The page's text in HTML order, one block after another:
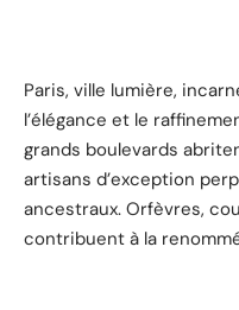
Paris, ville lumière,
l’élégance et le
grands boulevards
artisans d’exception
ancestraux. Orfèvres,
contribuent à la